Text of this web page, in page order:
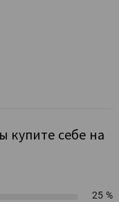
купите себе на
25 %